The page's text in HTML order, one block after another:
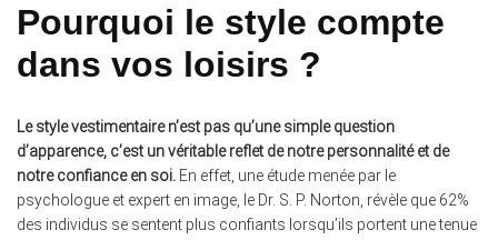
Pourquoi le style compte
dans vos loisirs ?
Le style vestimentaire n’est pas qu’une simple question
d’apparence, c’est un véritable reflet de notre personnalité et de
notre confiance en soi. En effet, une étude menée par le
psychologue et expert en image, le Dr. S. P. Norton, révèle que 62%
des individus se sentent plus confiants lorsqu’ils portent une tenue